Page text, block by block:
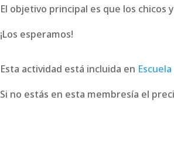
El objetivo principal es que los
¡Los esperamos!
Esta actividad está incluida en
Si no estás en esta membresía el